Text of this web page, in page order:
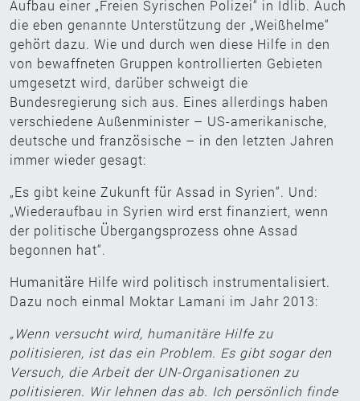
Aufbau einer „Freien Syrischen Polizei“ in Idlib. Auch
die eben genannte Unterstützung der „Weißhelme“
gehört dazu. Wie und durch wen diese Hilfe in den
von bewaffneten Gruppen kontrollierten Gebieten
umgesetzt wird, darüber schweigt die
Bundesregierung sich aus. Eines allerdings haben
verschiedene Außenminister – US-amerikanische,
deutsche und französische – in den letzten Jahren
immer wieder gesagt:
„Es gibt keine Zukunft für Assad in Syrien“. Und:
„Wiederaufbau in Syrien wird erst finanziert, wenn
der politische Übergangsprozess ohne Assad
begonnen hat“.
Humanitäre Hilfe wird politisch instrumentalisiert.
Dazu noch einmal Moktar Lamani im Jahr 2013:
„Wenn versucht wird, humanitäre Hilfe zu
politisieren, ist das ein Problem. Es gibt sogar den
Versuch, die Arbeit der UN-Organisationen zu
politisieren. Wir lehnen das ab. Ich persönlich finde